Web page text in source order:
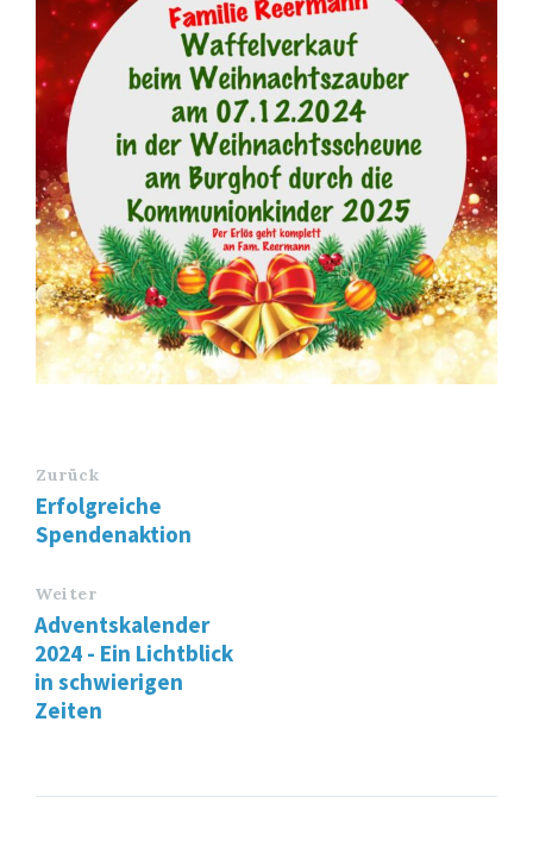
Zurück
Erfolgreiche
Spendenaktion
Weiter
Adventskalender
2024 - Ein Lichtblick
in schwierigen
Zeiten